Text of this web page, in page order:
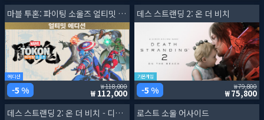
마블 투혼: 파이팅 소울즈 얼티밋 에디션
에디션
5 % 118,000
112,000
데스 스트랜딩 2: 온 더 비치
기본게임
5 % 79,800
75,800
데스 스트랜딩 2: 온 더 비치 - 디지털 디럭스 에디션 로스트 소울 어사이드